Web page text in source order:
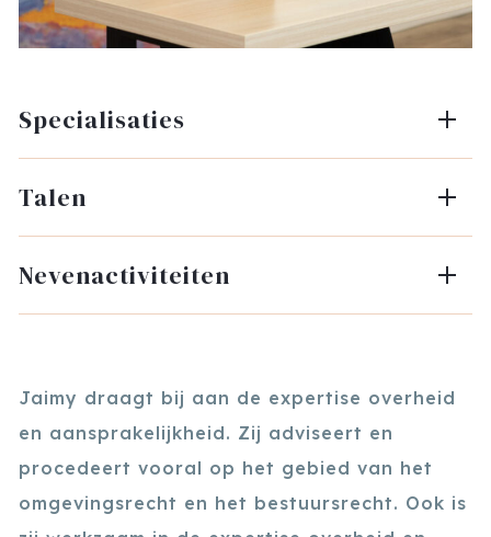
Jaimy draagt bij aan de expertise overheid
en aansprakelijkheid. Zij adviseert en
procedeert vooral op het gebied van het
omgevingsrecht en het bestuursrecht. Ook is
Specialisaties
Talen
Nevenactiviteiten